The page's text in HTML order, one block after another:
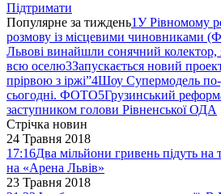
Підтримати
Популярне за тиждень1У Рівномому
розмову із місцевими
Львові винайшли сонячний колектор,
всю оселю3Запускається новий
прірвою з іржі”4Шоу Супермодель по-
сьогодні. ФОТО5Грузинський
заступником голови Рівненської ОДА
Стрічка новин
24 Травня 2018
17:16Два мільйони гривень підуть на
на «Арена Львів»
23 Травня 2018